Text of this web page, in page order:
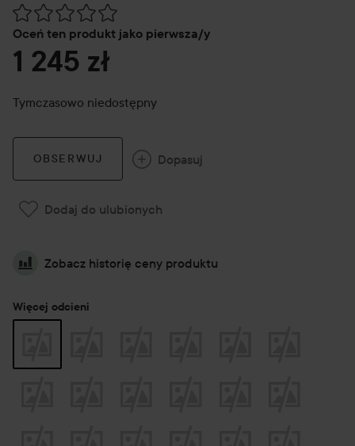
Oceń ten produkt jako pierwsza/y
Przejdź do Recenzje i komentarze
1 245 zł
Tymczasowo niedostępny
OBSERWUJ Dopasuj
Dodaj do ulubionych
Zobacz historię ceny produktu
Więcej odcieni